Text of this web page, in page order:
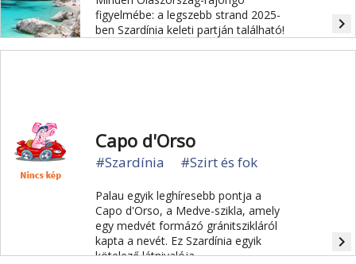
figyelmébe: a legszebb strand 2025-
ben Szardínia keleti partján található!
navigate_next
Capo d'Orso
#Szardínia #Szirt és fok
Palau egyik leghíresebb pontja a
Capo d'Orso, a Medve-szikla, amely
egy medvét formázó gránitszikláról
kapta a nevét. Ez Szardínia egyik
kötelező látnivalója.
navigate_next